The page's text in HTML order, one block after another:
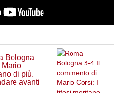
Bologna
Mario
di più.
avanti